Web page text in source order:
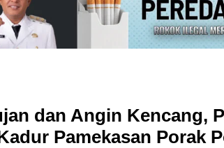
dan Angin Kencang,
Pamekasan Porak